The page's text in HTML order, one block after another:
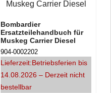
Bombardier
Ersatzteilehandbuch für
Muskeg Carrier Diesel
904-0002202
Lieferzeit:Betriebsferien bis
14.08.2026 – Derzeit nicht
bestellbar